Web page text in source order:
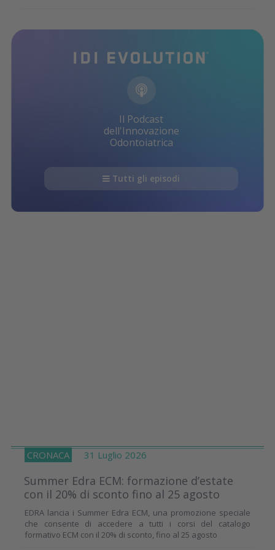
Il Podcast
dell'Innovazione
Odontoiatrica
Tutti gli episodi
CRONACA 31 Luglio 2026
Summer Edra ECM: formazione d’estate
con il 20% di sconto fino al 25 agosto
EDRA lancia i Summer Edra ECM, una promozione speciale
che consente di accedere a tutti i corsi del catalogo
formativo ECM con il 20% di sconto, fino al 25 agosto